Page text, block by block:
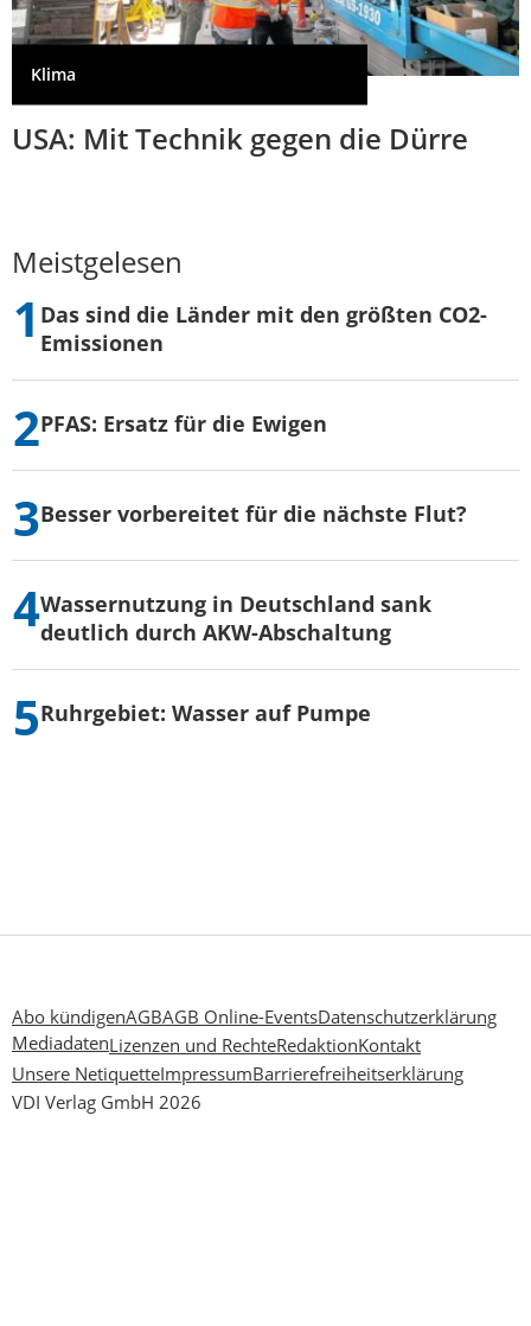
Klima
USA: Mit Technik gegen die Dürre
Meistgelesen
Das sind die Länder mit den größten CO2-
Emissionen
PFAS: Ersatz für die Ewigen
Besser vorbereitet für die nächste Flut?
Wassernutzung in Deutschland sank
deutlich durch AKW-Abschaltung
Ruhrgebiet: Wasser auf Pumpe
Abo kündigenAGBAGB Online-EventsDatenschutzerklärung
MediadatenLizenzen und RechteRedaktionKontakt
Unsere NetiquetteImpressumBarrierefreiheitserklärung
VDI Verlag GmbH 2026